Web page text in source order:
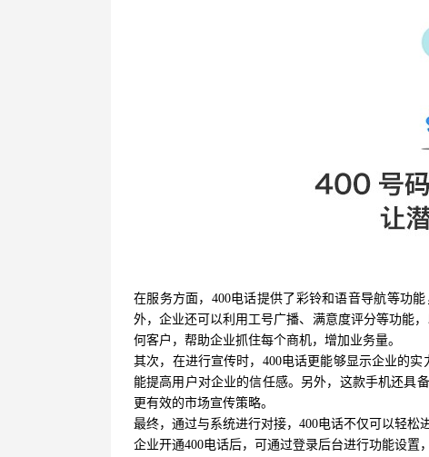
在服务方面，400电话提供了彩铃和语音导航等功
外，企业还可以利用工号广播、满意度评分等功能
何客户，帮助企业抓住每个商机，增加业务量。
其次，在进行宣传时，400电话更能够显示企业的
能提高用户对企业的信任感。另外，这款手机还具
更有效的市场宣传策略。
最终，通过与系统进行对接，400电话不仅可以轻松
企业开通400电话后，可通过登录后台进行功能设置